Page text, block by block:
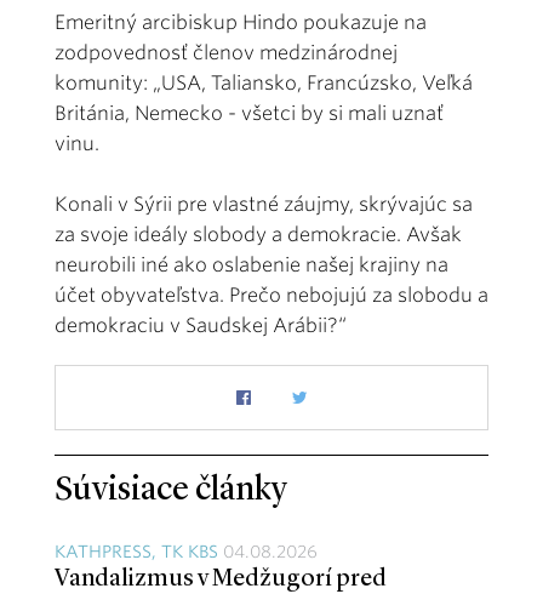
Emeritný arcibiskup Hindo poukazuje na
zodpovednosť členov medzinárodnej
komunity: „USA, Taliansko, Francúzsko, Veľká
Británia, Nemecko - všetci by si mali uznať
vinu.
Konali v Sýrii pre vlastné záujmy, skrývajúc sa
za svoje ideály slobody a demokracie. Avšak
neurobili iné ako oslabenie našej krajiny na
účet obyvateľstva. Prečo nebojujú za slobodu a
demokraciu v Saudskej Arábii?“
Súvisiace články
KATHPRESS, TK KBS 04.08.2026
Vandalizmus v Medžugorí pred